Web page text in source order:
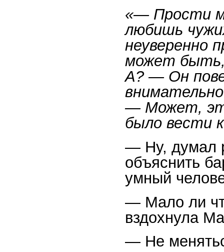
«— Прости
любишь
неуверенно
может
А? — Он
— Может,
было вести
— Ну, думал
объяснить
умный
— Мало ли
вздохнула
— Не